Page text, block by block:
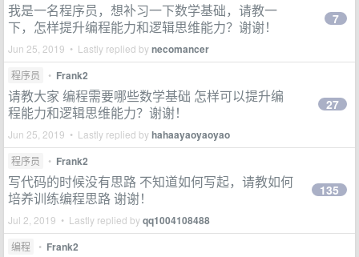
我是一名程序员，想补习一下数学基础，请教一
下，怎样提升编程能力和逻辑思维能力？谢谢！
Jun 25, 2019 • Lastly replied bynecomancer
7
程序员 • Frank2
请教大家 编程需要哪些数学基础 怎样可以提升编
程能力和逻辑思维能力？谢谢！
Jun 25, 2019 • Lastly replied byhahaayaoyaoyao
27
程序员 • Frank2
写代码的时候没有思路 不知道如何写起，请教如何
培养训练编程思路 谢谢！
Jul 2, 2019 • Lastly replied byqq1004108488
135
编程 • Frank2